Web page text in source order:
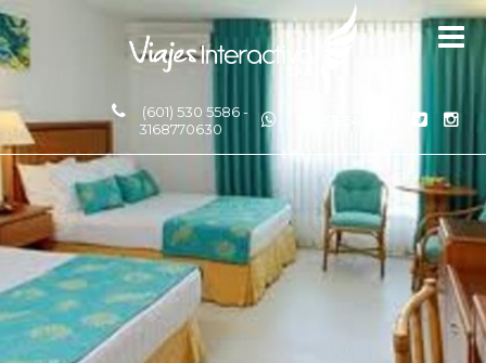
(601) 530 5586 -
3168770630